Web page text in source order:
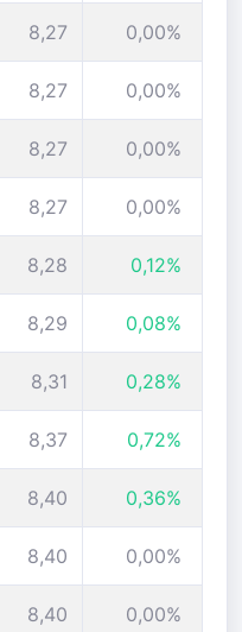
8,27 0,00%
8,27 0,00%
8,27 0,00%
8,27 0,00%
8,28 0,12%
8,29 0,08%
8,31 0,28%
8,37 0,72%
8,40 0,36%
8,40 0,00%
8,40 0,00%